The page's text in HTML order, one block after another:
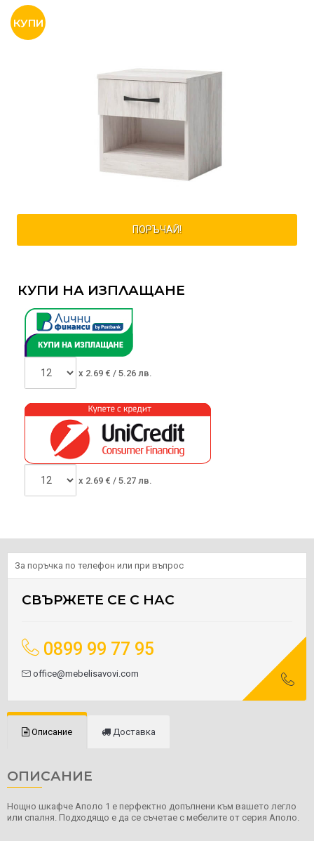
ПОРЪЧАЙ!
КУПИ НА ИЗПЛАЩАНЕ
x 2.69 € / 5.26 лв.
x 2.69 € / 5.27 лв.
За поръчка по телефон или при въпрос
СВЪРЖЕТЕ СЕ С НАС
0899 99 77 95
office@mebelisavovi.com
Описание Доставка
ОПИСАНИЕ
Нощно шкафче Аполо 1 е перфектно допълнени към вашето легло
или спалня. Подходящо е да се съчетае с мебелите от серия Аполо.